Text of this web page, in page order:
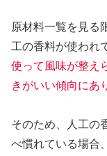
原材料一覧を見る
工の香料が使われ
使って風味が整え
きがいい傾向にあ
そのため、人工の
べ慣れている場合